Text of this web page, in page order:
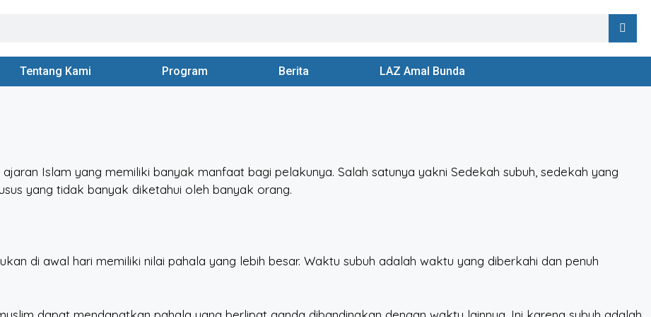
Tentang Kami Program Berita LAZ Amal Bunda
Islam yang memiliki banyak manfaat bagi pelakunya. Salah satunya yakni Sedekah subuh, sedekah yang
yang tidak banyak diketahui oleh banyak orang.
di awal hari memiliki nilai pahala yang lebih besar. Waktu subuh adalah waktu yang diberkahi dan penuh